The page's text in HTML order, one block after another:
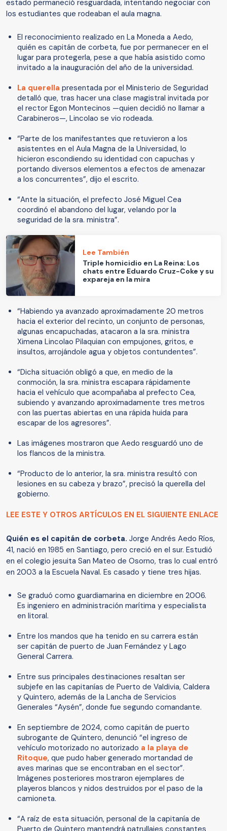
estado permaneció resguardada, intentando negociar con
los estudiantes que rodeaban el aula magna.
El reconocimiento realizado en La Moneda a Aedo,
quién es capitán de corbeta, fue por permanecer en el
lugar para protegerla, pese a que había asistido como
invitado a la inauguración del año de la universidad.
La querella presentada por el Ministerio de Seguridad
detalló que, tras hacer una clase magistral invitada por
el rector Egon Montecinos —quien decidió no llamar a
Carabineros—, Lincolao se vio rodeada.
“Parte de los manifestantes que retuvieron a los
asistentes en el Aula Magna de la Universidad, lo
hicieron escondiendo su identidad con capuchas y
portando diversos elementos a efectos de amenazar
a los concurrentes”, dijo el escrito.
“Ante la situación, el prefecto José Miguel Cea
coordinó el abandono del lugar, velando por la
seguridad de la sra. ministra”.
Lee También
Triple homicidio en La Reina: Los
chats entre Eduardo Cruz-Coke y su
expareja en la mira
“Habiendo ya avanzado aproximadamente 20 metros
hacia el exterior del recinto, un conjunto de personas,
algunas encapuchadas, atacaron a la sra. ministra
Ximena Lincolao Pilaquian con empujones, gritos, e
insultos, arrojándole agua y objetos contundentes”.
“Dicha situación obligó a que, en medio de la
conmoción, la sra. ministra escapara rápidamente
hacia el vehículo que acompañaba al prefecto Cea,
subiendo y avanzando aproximadamente tres metros
con las puertas abiertas en una rápida huida para
escapar de los agresores”.
Las imágenes mostraron que Aedo resguardó uno de
los flancos de la ministra.
“Producto de lo anterior, la sra. ministra resultó con
lesiones en su cabeza y brazo”, precisó la querella del
gobierno.
LEE ESTE Y OTROS ARTÍCULOS EN EL SIGUIENTE ENLACE
Quién es el capitán de corbeta. Jorge Andrés Aedo Ríos,
41, nació en 1985 en Santiago, pero creció en el sur. Estudió
en el colegio jesuita San Mateo de Osorno, tras lo cual entró
en 2003 a la Escuela Naval. Es casado y tiene tres hijas.
Se graduó como guardiamarina en diciembre en 2006.
Es ingeniero en administración marítima y especialista
en litoral.
Entre los mandos que ha tenido en su carrera están
ser capitán de puerto de Juan Fernández y Lago
General Carrera.
Entre sus principales destinaciones resaltan ser
subjefe en las capitanías de Puerto de Valdivia, Caldera
y Quintero, además de la Lancha de Servicios
Generales “Aysén”, donde fue segundo comandante.
En septiembre de 2024, como capitán de puerto
subrogante de Quintero, denunció “el ingreso de
vehículo motorizado no autorizado a la playa de
Ritoque, que pudo haber generado mortandad de
aves marinas que se encontraban en el sector”.
Imágenes posteriores mostraron ejemplares de
playeros blancos y nidos destruidos por el paso de la
camioneta.
“A raíz de esta situación, personal de la capitanía de